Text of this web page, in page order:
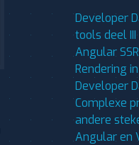
Developer
tools deel III
Angular
Rendering
Developer
Complexe
andere
Angular en